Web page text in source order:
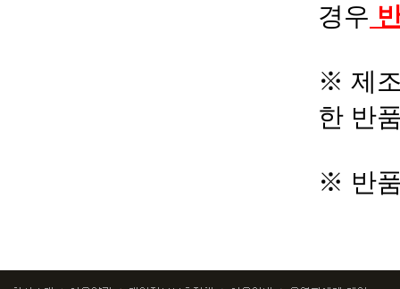
경우
※ 제
한 반
※ 반